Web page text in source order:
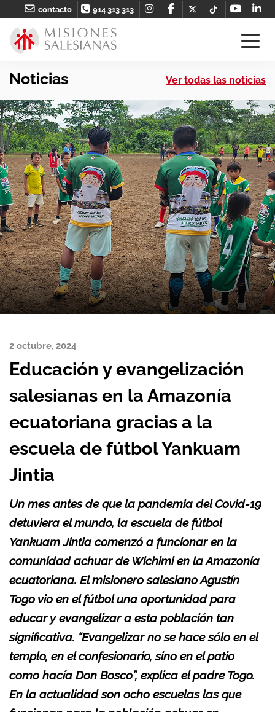
contacto 914 313 313
Noticias Ver todas las noticias
2 octubre, 2024
Educación y evangelización
salesianas en la Amazonía
ecuatoriana gracias a la
escuela de fútbol Yankuam
Jintia
Un mes antes de que la pandemia del Covid-19
detuviera el mundo, la escuela de fútbol
Yankuam Jintia comenzó a funcionar en la
comunidad achuar de Wichimi en la Amazonía
ecuatoriana. El misionero salesiano Agustín
Togo vio en el fútbol una oportunidad para
educar y evangelizar a esta población tan
significativa. “Evangelizar no se hace sólo en el
templo, en el confesionario, sino en el patio
como hacía Don Bosco”, explica el padre Togo.
En la actualidad son ocho escuelas las que